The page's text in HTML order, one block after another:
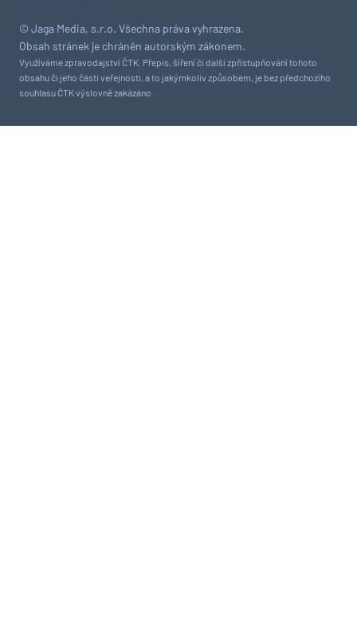
© Jaga Media, s.r.o. Všechna práva vyhrazena.
Obsah stránek je chráněn autorským zákonem.
Využíváme zpravodajství ČTK. Přepis, šíření či další zpřístupňování tohoto
obsahu či jeho části veřejnosti, a to jakýmkoliv způsobem, je bez předchozího
souhlasu ČTK výslovně zakázáno.